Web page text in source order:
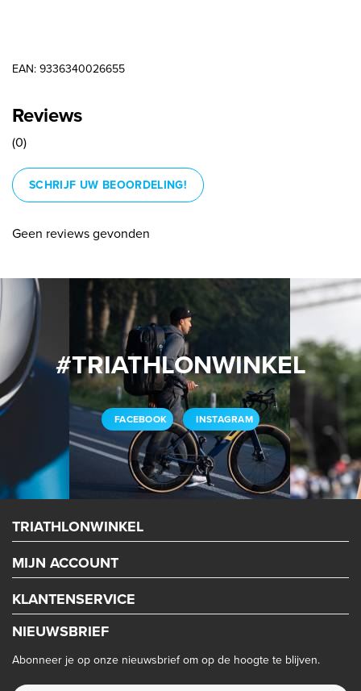
EAN: 9336340026655
Reviews
(0)
SCHRIJF UW BEOORDELING!
Geen reviews gevonden
#TRIATHLONWINKEL
FACEBOOK INSTAGRAM
TRIATHLONWINKEL
MIJN ACCOUNT
KLANTENSERVICE
NIEUWSBRIEF
Abonneer je op onze nieuwsbrief om op de hoogte te blijven.